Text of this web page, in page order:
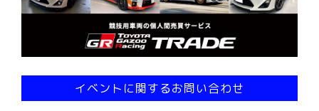
イベントに関するお問い合わせ